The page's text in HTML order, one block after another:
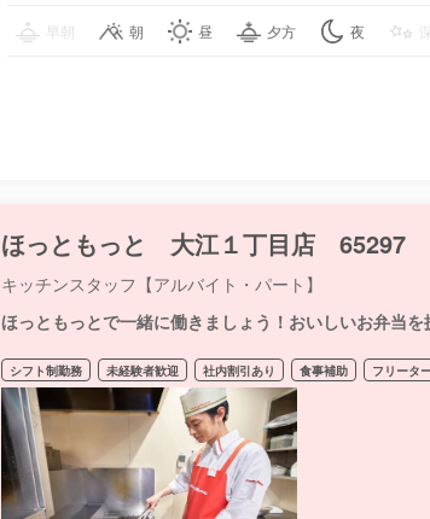
早朝 朝 昼 夕方 夜
ほっともっと 大江１丁目店 65297
キッチンスタッフ【アルバイト・パート】
ほっともっとで一緒に働きましょう！おいしいお弁当
シフト制勤務 未経験者歓迎 社内割引あり 食事補助 フリータ